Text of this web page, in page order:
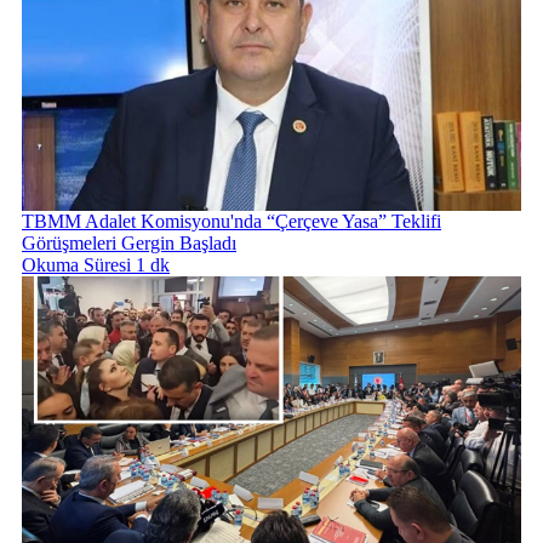
TBMM Adalet Komisyonu'nda “Çerçeve Yasa” Teklifi
Görüşmeleri Gergin Başladı
Okuma Süresi 1 dk